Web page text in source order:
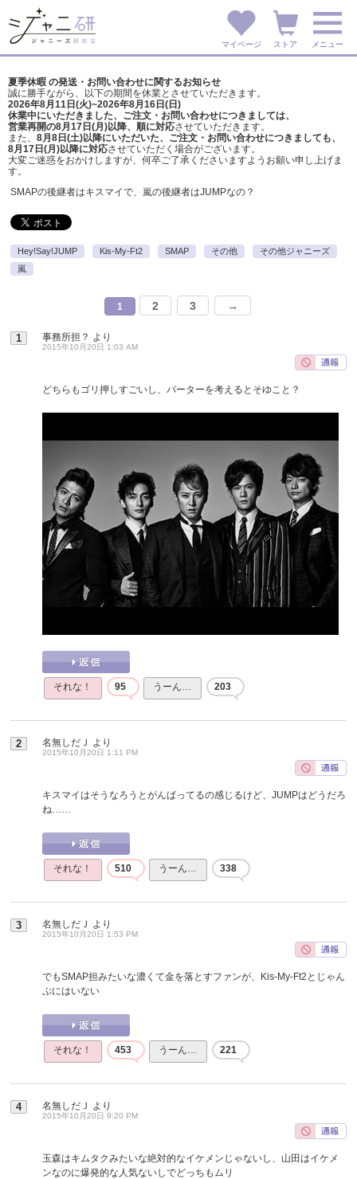
マイページ ストア メニュー
夏季休暇 の発送・お問い合わせに関するお知らせ
誠に勝手ながら、以下の期間を休業とさせていただきます。
2026年8月11日(火)~2026年8月16日(日)
休業中にいただきました、ご注文・お問い合わせにつきましては、
営業再開の8月17日(月)以降、順に対応させていただきます。
また、 8月8日(土)以降にいただいた、ご注文・ お問い合わせにつきましても、
8月17日(月)以降に対応させていただく場合がございます。
大変ご迷惑をおかけしますが、 何卒ご了承くださいますようお願い申し上げま
す。
SMAPの後継者はキスマイで、嵐の後継者はJUMPなの？
Hey!Say!JUMP Kis-My-Ft2 SMAP その他
その他ジャニーズ
嵐
1 2 3 →
1 事務所担？ より
2015年10月20日 1:03 AM
どちらもゴリ押しすごいし、バーターを考えるとそゆこと？
それな！ 95 うーん… 203
2 名無しだＪ より
2015年10月20日 1:11 PM
キスマイはそうなろうとがんばってるの感じるけど、JUMPはどうだろ
ね……
それな！ 510 うーん… 338
3 名無しだＪ より
2015年10月20日 1:53 PM
でもSMAP担みたいな濃くて金を落とすファンが、Kis-My-Ft2とじゃん
ぷにはいない
それな！ 453 うーん… 221
4 名無しだＪ より
2015年10月20日 9:20 PM
玉森はキムタクみたいな絶対的なイケメンじゃないし、山田はイケメ
ンなのに爆発的な人気ないしでどっちもムリ